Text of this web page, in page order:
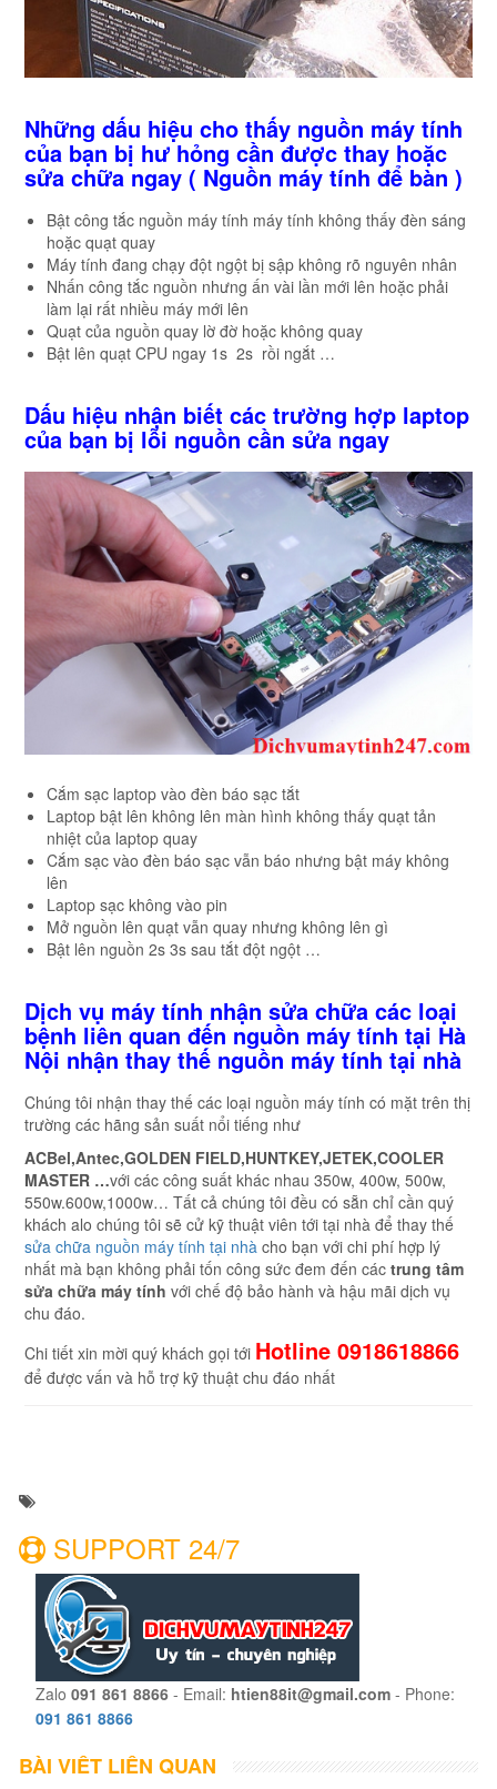
Những dấu hiệu cho thấy nguồn máy tính
của bạn bị hư hỏng cần được thay hoặc
sửa chữa ngay ( Nguồn máy tính để bàn )
Bật công tắc nguồn máy tính máy tính không thấy đèn sáng
hoặc quạt quay
Máy tính đang chạy đột ngột bị sập không rõ nguyên nhân
Nhấn công tắc nguồn nhưng ấn vài lần mới lên hoặc phải
làm lại rất nhiều máy mới lên
Quạt của nguồn quay lờ đờ hoặc không quay
Bật lên quạt CPU ngay 1s 2s rồi ngắt …
Dấu hiệu nhận biết các trường hợp laptop
của bạn bị lỗi nguồn cần sửa ngay
Cắm sạc laptop vào đèn báo sạc tắt
Laptop bật lên không lên màn hình không thấy quạt tản
nhiệt của laptop quay
Cắm sạc vào đèn báo sạc vẫn báo nhưng bật máy không
lên
Laptop sạc không vào pin
Mở nguồn lên quạt vẫn quay nhưng không lên gì
Bật lên nguồn 2s 3s sau tắt đột ngột …
Dịch vụ máy tính nhận sửa chữa các loại
bệnh liên quan đến nguồn máy tính tại Hà
Nội nhận thay thế nguồn máy tính tại nhà
Chúng tôi nhận thay thế các loại nguồn máy tính có mặt trên thị
trường các hãng sản suất nổi tiếng như
ACBel,Antec,GOLDEN FIELD,HUNTKEY,JETEK,COOLER
MASTER …với các công suất khác nhau 350w, 400w, 500w,
550w.600w,1000w… Tất cả chúng tôi đều có sẵn chỉ cần quý
khách alo chúng tôi sẽ cử kỹ thuật viên tới tại nhà để thay thế
sửa chữa nguồn máy tính tại nhà cho bạn với chi phí hợp lý
nhất mà bạn không phải tốn công sức đem đến các trung tâm
sửa chữa máy tính với chế độ bảo hành và hậu mãi dịch vụ
chu đáo.
Chi tiết xin mời quý khách gọi tới Hotline 0918618866
để được vấn và hỗ trợ kỹ thuật chu đáo nhất
SUPPORT 24/7
Zalo 091 861 8866 - Email: htien88it@gmail.com - Phone:
091 861 8866
BÀI VIẾT LIÊN QUAN